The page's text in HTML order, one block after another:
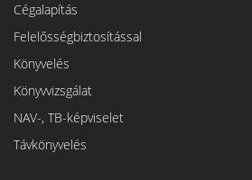
Cégalapítás
Felelősségbiztosítással
Könyvelés
Könyvvizsgálat
NAV-, TB-képviselet
Távkönyvelés